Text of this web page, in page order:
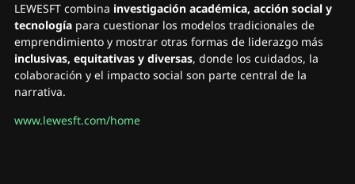
LEWESFT combina investigación académica, acción social y
tecnologíapara cuestionar los modelos tradicionales de
emprendimiento y mostrar otras formas de liderazgo más
inclusivas, equitativas y diversas, donde los cuidados, la
colaboración y el impacto social son parte central de la
narrativa.
www.lewesft.com/home